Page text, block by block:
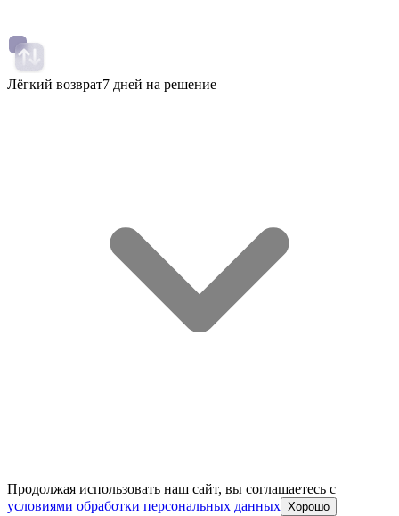
Лёгкий возврат7 дней на решение
Продолжая использовать наш сайт, вы соглашаетесь c
условиями обработки персональных данных Хорошо